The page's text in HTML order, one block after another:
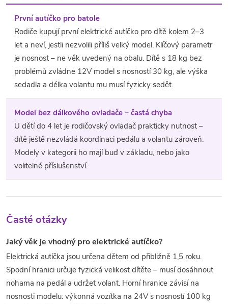
První autíčko pro batole
Rodiče kupují první elektrické autíčko pro dítě kolem 2–3
let a neví, jestli nezvolili příliš velký model. Klíčový parametr
je nosnost – ne věk uvedený na obalu. Dítě s 18 kg bez
problémů zvládne 12V model s nosností 30 kg, ale výška
sedadla a délka volantu mu musí fyzicky sedět.
Model bez dálkového ovladače – častá chyba
U dětí do 4 let je rodičovský ovladač prakticky nutnost –
dítě ještě nezvládá koordinaci pedálu a volantu zároveň.
Modely v kategorii ho mají buď v základu, nebo jako
volitelné příslušenství.
Časté otázky
Jaký věk je vhodný pro elektrické autíčko?
Elektrická autíčka jsou určena dětem od přibližně 1,5 roku.
Spodní hranici určuje fyzická velikost dítěte – musí dosáhnout
nohama na pedál a udržet volant. Horní hranice závisí na
nosnosti modelu: výkonná vozítka na 24V s nosností 100 kg